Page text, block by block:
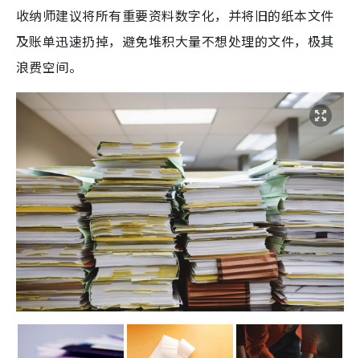
收纳师建议将所有重要资料数字化，并将旧的纸本文件
及账单迅速扔掉，避免堆积大量不想处理的文件，极其
浪费空间。